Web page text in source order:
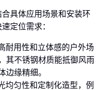
具体应用场景和安装环
定位需求：
耐用性和立体感的户外场
其不锈钢材质能抵御风雨
边缘精细。
均匀性和定制化造型，例